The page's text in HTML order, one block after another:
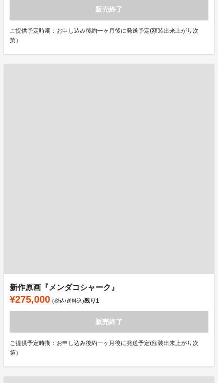
販売終了
ご提供予定時期：お申し込み後約一ヶ月後に発送予定(額装出来上がり次
第）
新作原画『メンダコシャーク』
¥275,000 (税込/送料込)残り1
販売終了
ご提供予定時期：お申し込み後約一ヶ月後に発送予定(額装出来上がり次
第）